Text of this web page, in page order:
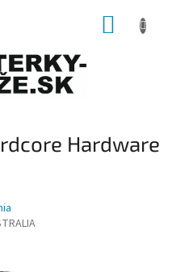
Hardware